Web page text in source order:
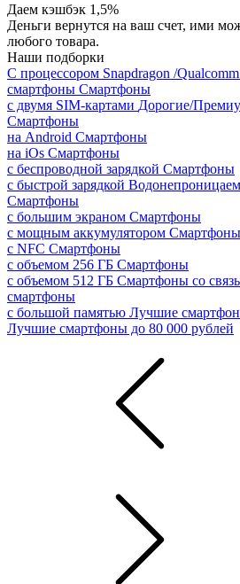
Даем кэшбэк 1,5%
Деньги вернутся на ваш счет, ими
любого товара.
Наши подборки
С процессором Snapdragon /Qualcomm
смартфоны Смартфоны
с двумя SIM-картами Дорогие/
Смартфоны
на Android Смартфоны
на iOs Смартфоны
с беспроводной зарядкой Смартфоны
с быстрой зарядкой
Смартфоны
с большим экраном Смартфоны
с мощным аккумулятором Смартфоны
с NFC Смартфоны
с объемом 256 ГБ Смартфоны
с объемом 512 ГБ Смартфоны со
смартфоны
с большой памятью Лучшие
Лучшие смартфоны до 80 000 рублей